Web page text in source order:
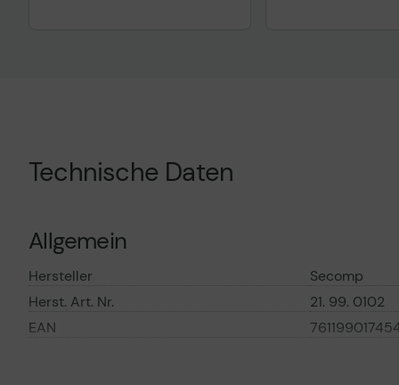
Technische Daten
Allgemein
Hersteller
Secomp
Herst. Art. Nr.
21. 99. 0102
EAN